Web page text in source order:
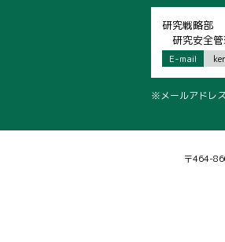
研究戦略部
研究安全
E-mail
※メールアドレ
〒464-